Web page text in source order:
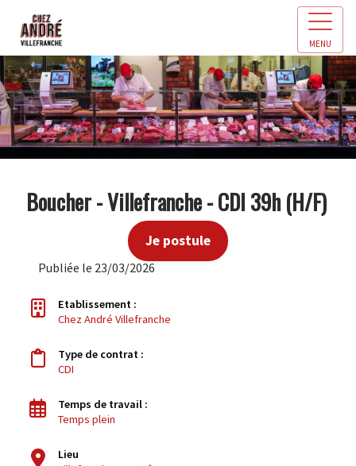
MENU
Boucher - Villefranche - CDI 39h (H/F)
Je postule
Publiée le 23/03/2026
Etablissement :
Chez André Villefranche
Type de contrat :
CDI
Temps de travail :
Temps plein
Lieu